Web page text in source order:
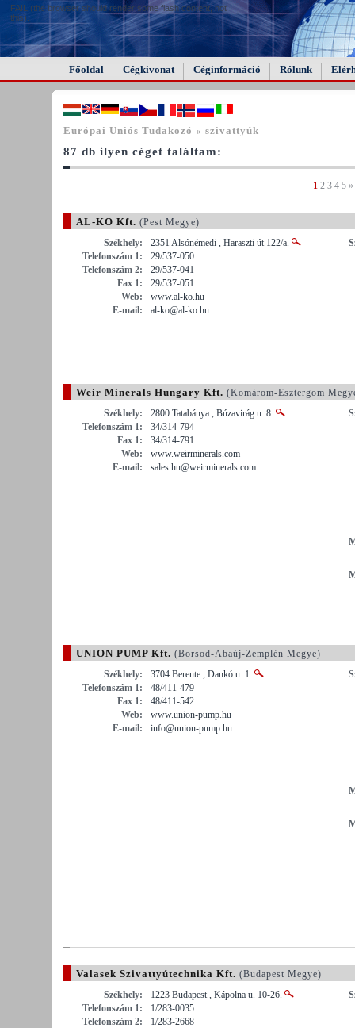
FAIL (the browser should render some flash content, not
this).
Főoldal Cégkivonat Céginformáció Rólunk
Európai Uniós Tudakozó « szivattyúk
87 db ilyen céget találtam:
1 2 3 4 5 »
AL-KO Kft. (Pest Megye)
Székhely:
2351 Alsónémedi , Haraszti út 122/a.
Telefonszám 1:
29/537-050
Telefonszám 2:
29/537-041
Fax 1:
29/537-051
Web:
www.al-ko.hu
E-mail:
al-ko@al-ko.hu
Weir Minerals Hungary Kft. (Komárom-Esztergom
Székhely:
2800 Tatabánya , Búzavirág u. 8.
Telefonszám 1:
34/314-794
Fax 1:
34/314-791
Web:
www.weirminerals.com
E-mail:
sales.hu@weirminerals.com
UNION PUMP Kft. (Borsod-Abaúj-Zemplén Megye)
Székhely:
3704 Berente , Dankó u. 1.
Telefonszám 1:
48/411-479
Fax 1:
48/411-542
Web:
www.union-pump.hu
E-mail:
info@union-pump.hu
Valasek Szivattyútechnika Kft. (Budapest Megye)
Székhely:
1223 Budapest , Kápolna u. 10-26.
Telefonszám 1:
1/283-0035
Telefonszám 2:
1/283-2668